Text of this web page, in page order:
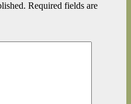
Required fields are